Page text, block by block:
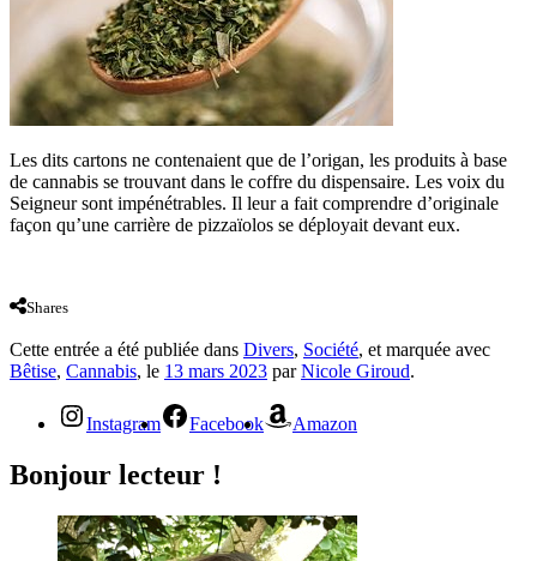
Les dits cartons ne contenaient que de l’origan, les produits à base
de cannabis se trouvant dans le coffre du dispensaire. Les voix du
Seigneur sont impénétrables. Il leur a fait comprendre d’originale
façon qu’une carrière de pizzaïolos se déployait devant eux.
Shares
Cette entrée a été publiée dans Divers, Société, et marquée avec
Bêtise, Cannabis, le 13 mars 2023 parNicole Giroud.
Instagram Facebook Amazon
Bonjour lecteur !